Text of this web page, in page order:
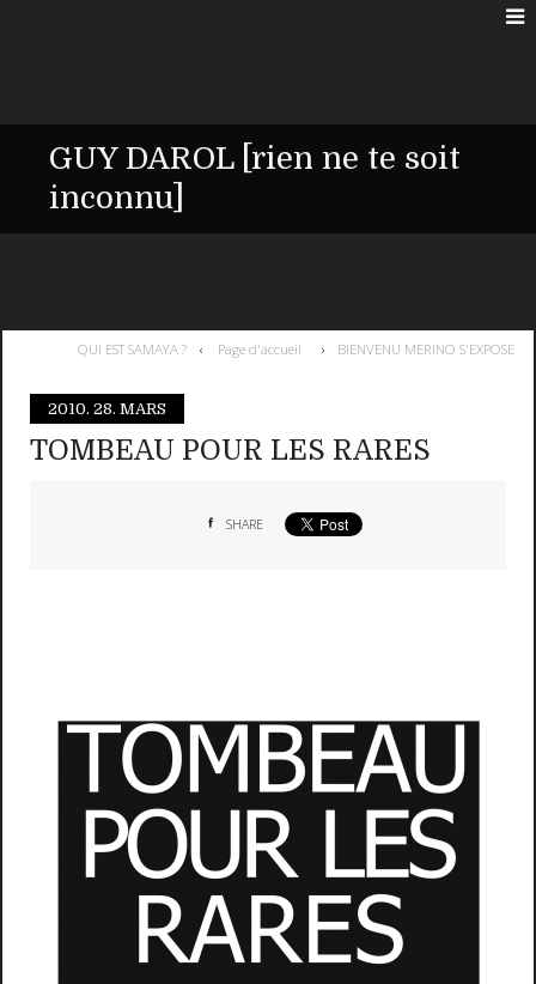
GUY DAROL [rien ne te soit
inconnu]
QUI EST SAMAYA ? Page d'accueil BIENVENU MERINO S'EXPOSE
2010. 28. MARS
TOMBEAU POUR LES RARES
SHARE